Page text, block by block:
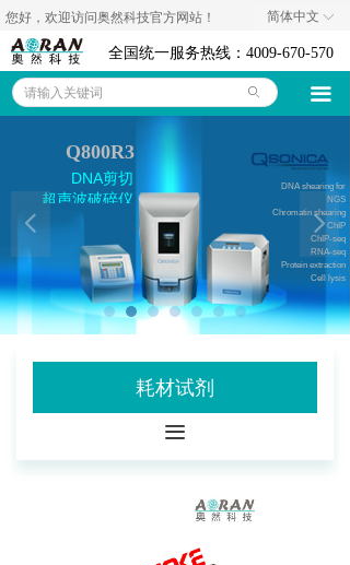
全国统一服务热线：4009-670-570
ꄙ
您好，欢迎访问奥然科技官方网站！
끀
奥然首页
仪器设备
技术资料
代理品牌
联系我们
ꀅ
简体中文
耗材试剂
끀
Q800R3
DNA剪切
超声波破碎仪
DNA shearing for
NGS
Chromatin shearing
ChIP
ChIP-seq
RNA-seq
Protein extraction
Cell lysis
넳 넲